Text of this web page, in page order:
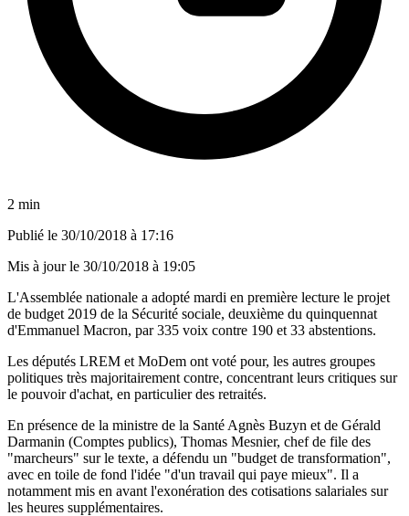
2 min
Publié le 30/10/2018 à 17:16
Mis à jour le 30/10/2018 à 19:05
L'Assemblée nationale a adopté mardi en première lecture le projet
de budget 2019 de la Sécurité sociale, deuxième du quinquennat
d'Emmanuel Macron, par 335 voix contre 190 et 33 abstentions.
Les députés LREM et MoDem ont voté pour, les autres groupes
politiques très majoritairement contre, concentrant leurs critiques sur
le pouvoir d'achat, en particulier des retraités.
En présence de la ministre de la Santé Agnès Buzyn et de Gérald
Darmanin (Comptes publics), Thomas Mesnier, chef de file des
"marcheurs" sur le texte, a défendu un "budget de transformation",
avec en toile de fond l'idée "d'un travail qui paye mieux". Il a
notamment mis en avant l'exonération des cotisations salariales sur
les heures supplémentaires.